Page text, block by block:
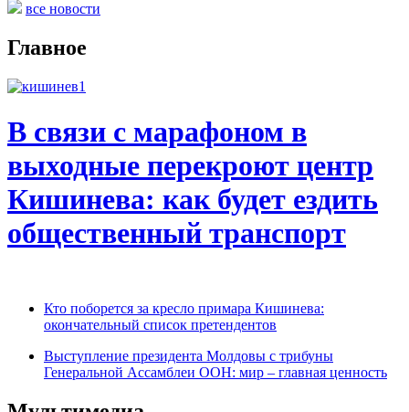
все новости
Главное
В связи с марафоном в
выходные перекроют центр
Кишинева: как будет ездить
общественный транспорт
Кто поборется за кресло примара Кишинева:
окончательный список претендентов
Выступление президента Молдовы с трибуны
Генеральной Ассамблеи ООН: мир – главная ценность